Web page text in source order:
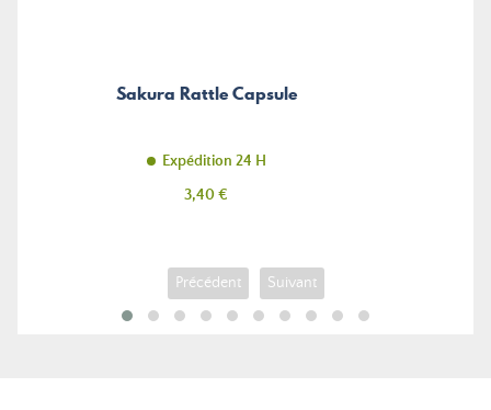
Sakura Rattle Capsule
Expédition 24 H
Prix
3,40 €
Précédent Suivant